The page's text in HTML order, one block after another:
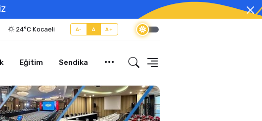
24°C Kocaeli A- A A+
Eğitim Sendika